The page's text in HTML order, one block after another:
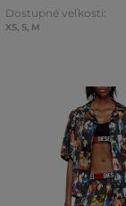
Dostupné veľkosti:
XS, S, M